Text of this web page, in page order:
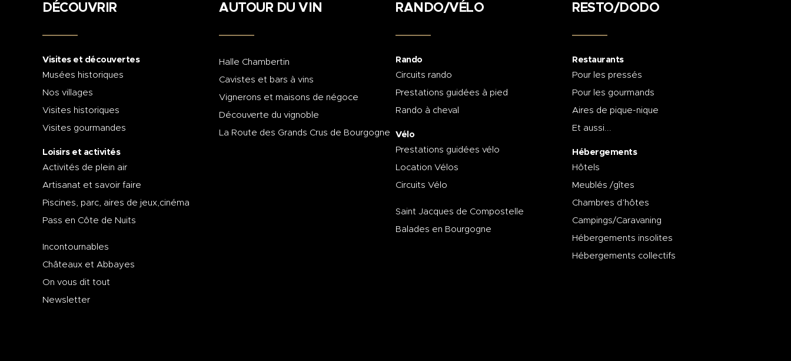
DÉCOUVRIR
Visites et découvertes
Musées historiques
Nos villages
Visites historiques
Visites gourmandes
Loisirs et activités
Activités de plein air
Artisanat et savoir faire
Piscines, parc, aires de jeux,cinéma
Pass en Côte de Nuits
Incontournables
Châteaux et Abbayes
On vous dit tout
Newsletter
AUTOUR DU VIN
Halle Chambertin
Cavistes et bars à vins
Vignerons et maisons de négoce
Découverte du vignoble
La Route des Grands Crus de Bourgogne
RANDO/VÉLO
Rando
Circuits rando
Prestations guidées à pied
Rando à cheval
Vélo
Prestations guidées vélo
Location Vélos
Circuits Vélo
Saint Jacques de Compostelle
Balades en Bourgogne
RESTO/DODO
Restaurants
Pour les pressés
Pour les gourmands
Aires de pique-nique
Et aussi...
Hébergements
Hôtels
Meublés /gîtes
Chambres d’hôtes
Campings/Caravaning
Hébergements insolites
Hébergements collectifs